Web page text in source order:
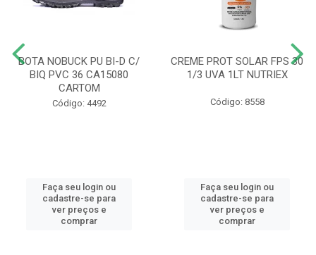
BOTA NOBUCK PU BI-D C/
BIQ PVC 36 CA15080
CARTOM
Código: 4492
Faça seu login ou
cadastre-se para
ver preços e
comprar
CREME PROT SOLAR FPS 30
1/3 UVA 1LT NUTRIEX
Código: 8558
Faça seu login ou
cadastre-se para
ver preços e
comprar